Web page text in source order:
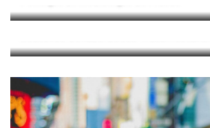
Convention France-Belgique : Clés